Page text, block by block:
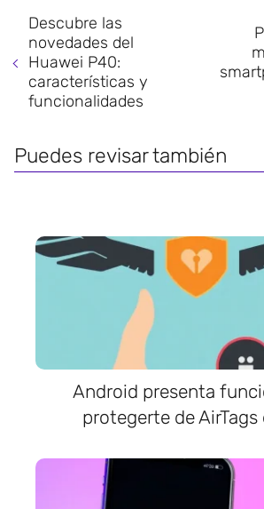
Descubre las
novedades del
Huawei P40:
características y
funcionalidades
Puedes revisar también
Android presenta
protegerte de AirTags